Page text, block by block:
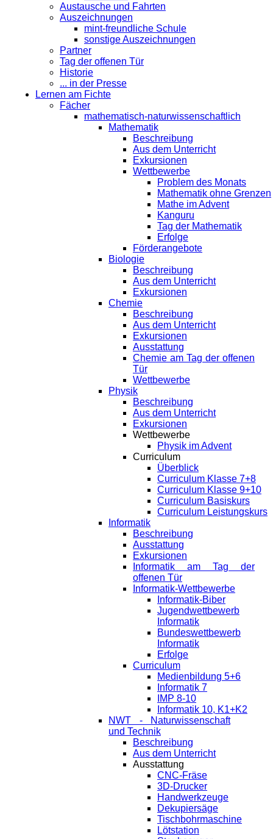
Austausche und Fahrten
Auszeichnungen
mint-freundliche Schule
sonstige Auszeichnungen
Partner
Tag der offenen Tür
Historie
... in der Presse
Lernen am Fichte
Fächer
mathematisch-naturwissenschaftlich
Mathematik
Beschreibung
Aus dem Unterricht
Exkursionen
Wettbewerbe
Problem des Monats
Mathematik ohne Grenzen
Mathe im Advent
Kanguru
Tag der Mathematik
Erfolge
Förderangebote
Biologie
Beschreibung
Aus dem Unterricht
Exkursionen
Chemie
Beschreibung
Aus dem Unterricht
Exkursionen
Ausstattung
Chemie am Tag der offenen
Tür
Wettbewerbe
Physik
Beschreibung
Aus dem Unterricht
Exkursionen
Wettbewerbe
Physik im Advent
Curriculum
Überblick
Curriculum Klasse 7+8
Curriculum Klasse 9+10
Curriculum Basiskurs
Curriculum Leistungskurs
Informatik
Beschreibung
Ausstattung
Exkursionen
Informatik am Tag der
offenen Tür
Informatik-Wettbewerbe
Informatik-Biber
Jugendwettbewerb
Informatik
Bundeswettbewerb
Informatik
Erfolge
Curriculum
Medienbildung 5+6
Informatik 7
IMP 8-10
Informatik 10, K1+K2
NWT - Naturwissenschaft
und Technik
Beschreibung
Aus dem Unterricht
Ausstattung
CNC-Fräse
3D-Drucker
Handwerkzeuge
Dekupiersäge
Tischbohrmaschine
Lötstation